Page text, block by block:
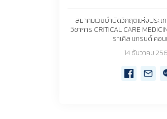
สมาคมเวชบำบัดวิกฤตแห่งประเ
วิชาการ CRITICAL CARE
ราเคิล แกรนด์ คอน
14 ธันวาคม